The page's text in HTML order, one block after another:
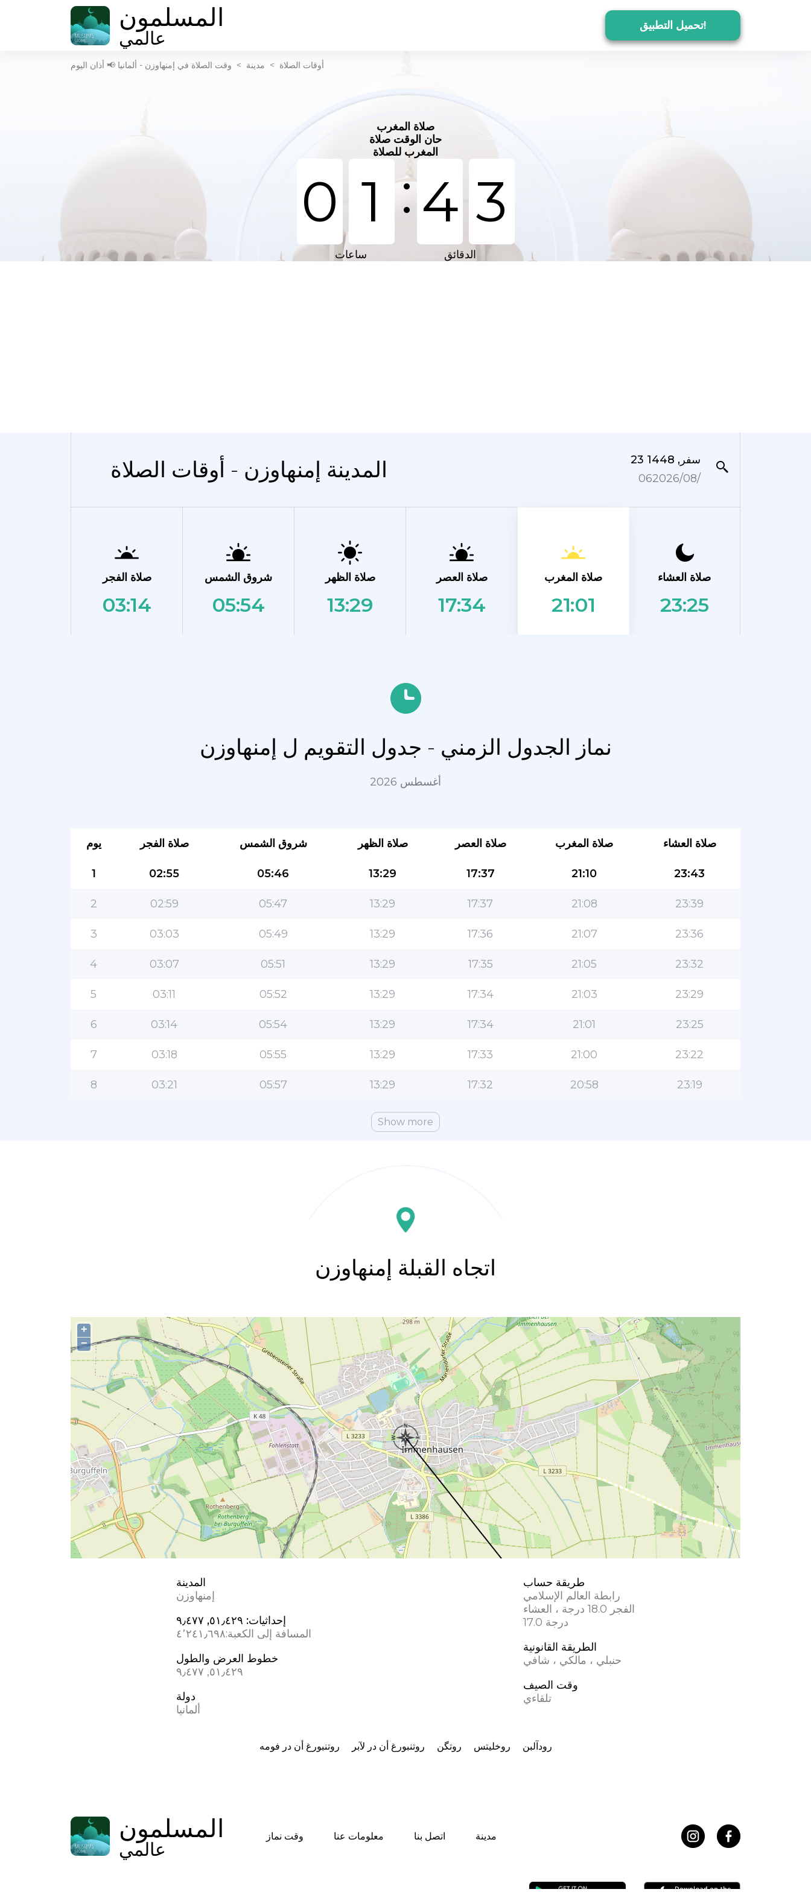
المسلمون
عالمي تحميل التطبيق!
أوقات الصلاة > مدينة > وقت الصلاة في إمنهاوزن - ألمانيا 📢 أذان اليوم
صلاة المغرب
حان الوقت صلاة
المغرب للصلاة
0 1 :4 3
ساعات الدقائق
المدينة إمنهاوزن - أوقات الصلاة
23 سفر, 1448
06‏/08‏/2026
صلاة الفجر
03:14
شروق الشمس
05:54
صلاة الظهر
13:29
صلاة العصر
17:34
صلاة المغرب
21:01
صلاة العشاء
23:25
نماز الجدول الزمني - جدول التقويم ل إمنهاوزن
أغسطس 2026
يوم صلاة الفجر شروق الشمس صلاة الظهر صلاة العصر صلاة المغرب صلاة العشاء
1 02:55 05:46 13:29 17:37 21:10 23:43
2 02:59 05:47 13:29 17:37 21:08 23:39
3 03:03 05:49 13:29 17:36 21:07 23:36
4 03:07 05:51 13:29 17:35 21:05 23:32
5 03:11 05:52 13:29 17:34 21:03 23:29
6 03:14 05:54 13:29 17:34 21:01 23:25
7 03:18 05:55 13:29 17:33 21:00 23:22
8 03:21 05:57 13:29 17:32 20:58 23:19
Show more
اتجاه القبلة إمنهاوزن
+
−
المدينة
إمنهاوزن
إحداثيات: ٥١٫٤٢٩, ٩٫٤٧٧
المسافة إلى الكعبة:٤٬٢٤١٫٦٩٨
خطوط العرض والطول
٥١٫٤٢٩, ٩٫٤٧٧
دولة
ألمانيا
طريقة حساب
رابطة العالم الإسلامي
الفجر 18.0 درجة ، العشاء
17.0 درجة
الطريقة القانونية
حنبلي ، مالكي ، شافي
وقت الصيف
تلقاءي
روتنبورغ أن در فومه روتنبورغ أن در لآبر روتگن روخليتس رودآلبن
المسلمون
عالمي وقت نماز معلومات عنا اتصل بنا مدينة
التطبيق الأكثر شعبية للمسلمين!
التطبيق الإسلامي الشهير لنمط الحياة ، مع ميزات سهلة